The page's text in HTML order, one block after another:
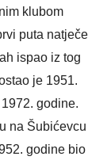
klubom
puta natječe
ispao iz tog
je 1951.
godine.
na Šubićevcu
godine bio